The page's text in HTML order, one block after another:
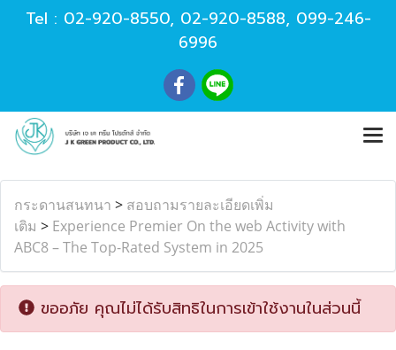
Tel : 02-920-8550, 02-920-8588, 099-246-
6996
กระดานสนทนา > สอบถามรายละเอียดเพิ่ม
เติม > Experience Premier On the web Activity with
ABC8 – The Top-Rated System in 2025
ขออภัย คุณไม่ได้รับสิทธิในการเข้าใช้งานในส่วนนี้